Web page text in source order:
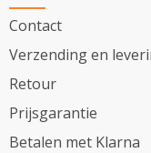
Contact
Verzending en
Retour
Prijsgarantie
Betalen met Klarna